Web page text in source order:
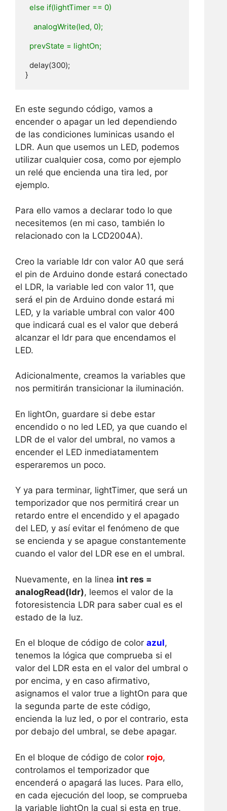
}
En este segundo código, vamos a
encender o apagar un led dependiendo
de las condiciones luminicas usando el
LDR. Aun que usemos un LED, podemos
utilizar cualquier cosa, como por ejemplo
un relé que encienda una tira led, por
ejemplo.
Para ello vamos a declarar todo lo que
necesitemos (en mi caso, también lo
relacionado con la LCD2004A).
Creo la variable ldr con valor A0 que será
el pin de Arduino donde estará conectado
el LDR, la variable led con valor 11, que
será el pin de Arduino donde estará mi
LED, y la variable umbral con valor 400
que indicará cual es el valor que deberá
alcanzar el ldr para que encendamos el
LED.
Adicionalmente, creamos la variables que
nos permitirán transicionar la iluminación.
En lightOn, guardare si debe estar
encendido o no led LED, ya que cuando el
LDR de el valor del umbral, no vamos a
encender el LED inmediatamentem
esperaremos un poco.
Y ya para terminar, lightTimer, que será un
temporizador que nos permitirá crear un
retardo entre el encendido y el apagado
del LED, y así evitar el fenómeno de que
se encienda y se apague constantemente
cuando el valor del LDR ese en el umbral.
Nuevamente, en la linea int res =
analogRead(ldr), leemos el valor de la
fotoresistencia LDR para saber cual es el
estado de la luz.
En el bloque de código de color azul,
tenemos la lógica que comprueba si el
valor del LDR esta en el valor del umbral o
por encima, y en caso afirmativo,
asignamos el valor true a lightOn para que
la segunda parte de este código,
encienda la luz led, o por el contrario, esta
por debajo del umbral, se debe apagar.
En el bloque de código de color rojo,
controlamos el temporizador que
encenderá o apagará las luces. Para ello,
en cada ejecución del loop, se comprueba
la variable lightOn la cual si esta en true,